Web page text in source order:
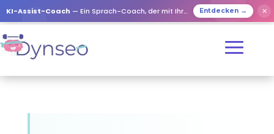
KI-Assist-Coach — Ein Sprach-Coach, der mit Ihren Lieben spielt Entdecken → ✕